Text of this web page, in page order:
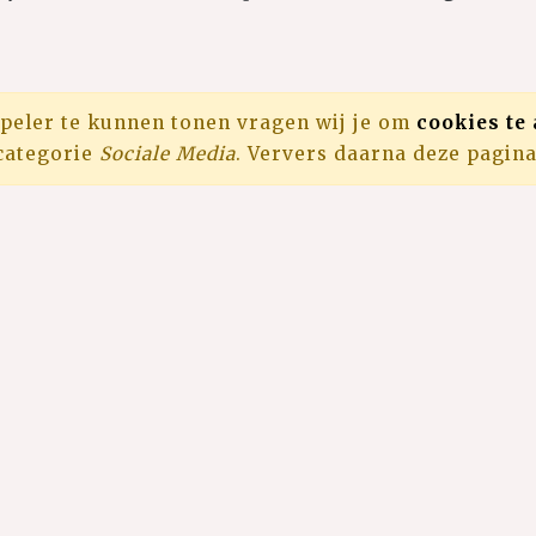
te kunnen tonen vragen wij je om cookies te
Sociale Media. Ververs daarna deze